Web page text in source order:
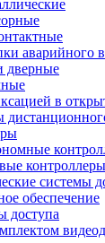
аварийного
дверные
в
контроллеры
системы
обеспечение
доступа